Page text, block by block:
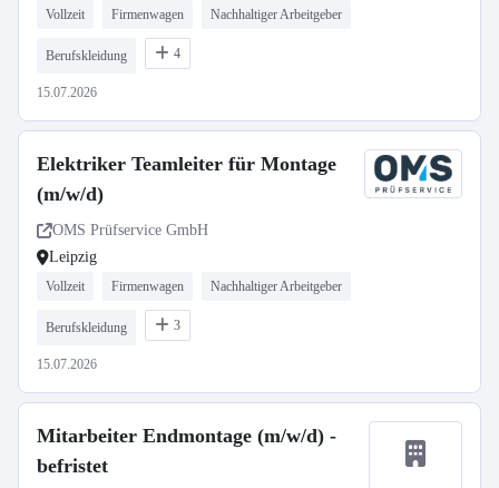
Vollzeit Firmenwagen Nachhaltiger Arbeitgeber
Berufskleidung 4
15.07.2026
Elektriker Teamleiter für Montage
(m/w/d)
OMS Prüfservice GmbH
Leipzig
Vollzeit Firmenwagen Nachhaltiger Arbeitgeber
Berufskleidung 3
15.07.2026
Mitarbeiter Endmontage (m/w/d) -
befristet